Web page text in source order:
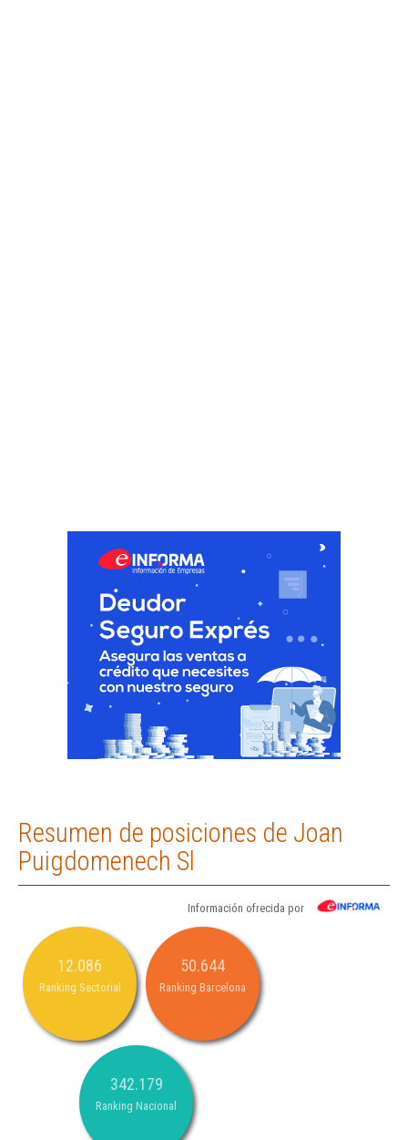
Resumen de posiciones de Joan
Puigdomenech Sl
Información ofrecida por
12.086
Ranking Sectorial
50.644
Ranking Barcelona
342.179
Ranking Nacional